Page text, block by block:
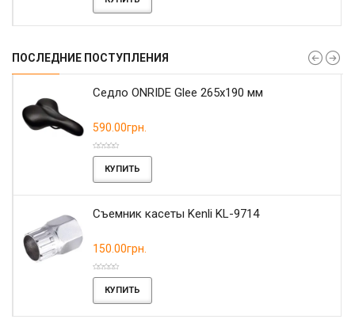
ПОСЛЕДНИЕ ПОСТУПЛЕНИЯ
Седло ONRIDE Glee 265x190 мм
590.00грн.
КУПИТЬ
Съемник касеты Kenli KL-9714
150.00грн.
КУПИТЬ